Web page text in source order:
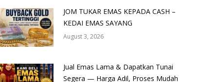
JOM TUKAR EMAS KEPADA CASH –
KEDAI EMAS SAYANG
August 3, 2026
Jual Emas Lama & Dapatkan Tunai
Segera — Harga Adil, Proses Mudah